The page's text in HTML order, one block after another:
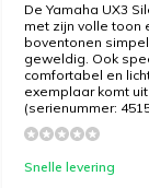
De Yamaha UX3
met zijn volle toon
boventonen
geweldig. Ook
comfortabel en
exemplaar komt
(serienummer:
Snelle levering